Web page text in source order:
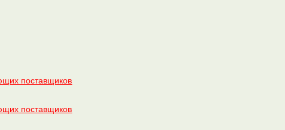
поставщиков
поставщиков